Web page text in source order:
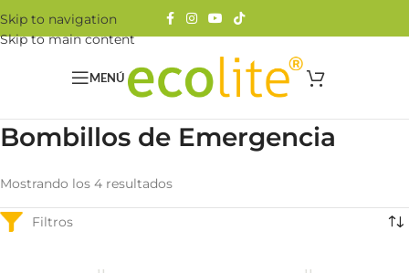
Skip to navigation
Skip to main content
MENÚ
Bombillos de Emergencia
Mostrando los 4 resultados